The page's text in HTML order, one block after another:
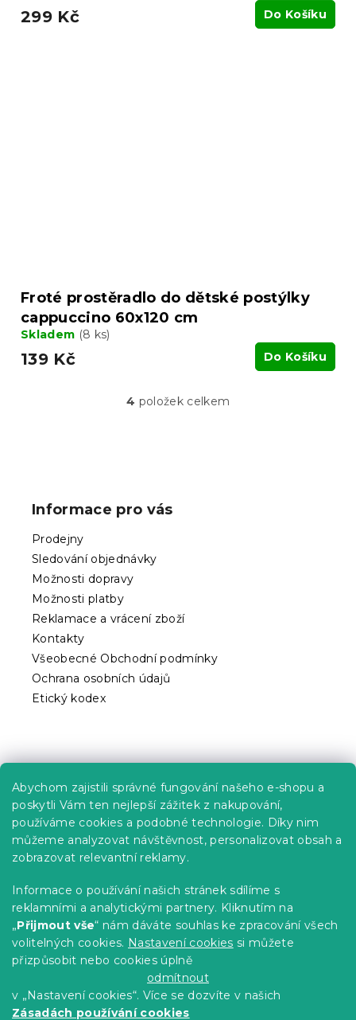
Abychom zajistili správné fungování našeho e-shopu a
poskytli Vám ten nejlepší zážitek z nakupování,
používáme cookies a podobné technologie. Díky nim
můžeme analyzovat návštěvnost, personalizovat obsah a
zobrazovat relevantní reklamy.
Informace o používání našich stránek sdílíme s
reklamními a analytickými partnery. Kliknutím na
„Přijmout vše“ nám dáváte souhlas ke zpracování všech
volitelných cookies. Nastavení cookies si můžete
přizpůsobit nebo cookies úplně
odmítnout
v „Nastavení cookies“. Více se dozvíte v našich
Zásadách používání cookies
299 Kč Do Košíku
Froté prostěradlo do dětské postýlky
cappuccino 60x120 cm
Skladem (8 ks)
139 Kč Do Košíku
O
ý
i
s
4 položek celkem
Informace pro vás
Prodejny
Sledování objednávky
Možnosti dopravy
Možnosti platby
Reklamace a vrácení zboží
Kontakty
Všeobecné Obchodní podmínky
Ochrana osobních údajů
Etický kodex
Kariéra
Poptávky a B2B spolupráce
Proč se u nás registrovat?
Věrnostní program - Sleva až 10 %
Návody
Tabulky velikostí
Blog